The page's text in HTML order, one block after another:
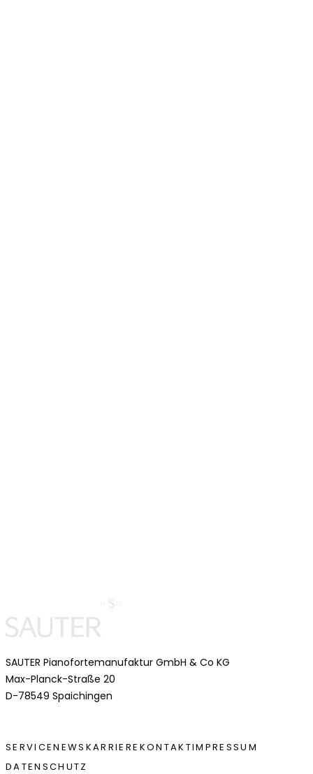
SAUTER Pianofortemanufaktur GmbH & Co KG
Max-Planck-Straße 20
D-78549 Spaichingen
FUSSZEILE
SERVICENEWS KARRIERE KONTAKTIMPRESSUM
DATENSCHUTZ